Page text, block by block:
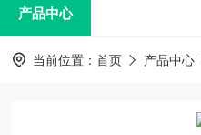
产品中心
当前位置： 首页 产品中心